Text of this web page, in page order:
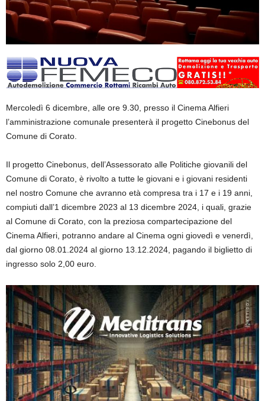
Mercoledì 6 dicembre, alle ore 9.30, presso il Cinema Alfieri
l’amministrazione comunale presenterà il progetto Cinebonus del
Comune di Corato.
Il progetto Cinebonus, dell’Assessorato alle Politiche giovanili del
Comune di Corato, è rivolto a tutte le giovani e i giovani residenti
nel nostro Comune che avranno età compresa tra i 17 e i 19 anni,
compiuti dall’1 dicembre 2023 al 13 dicembre 2024, i quali, grazie
al Comune di Corato, con la preziosa compartecipazione del
Cinema Alfieri, potranno andare al Cinema ogni giovedì e venerdì,
dal giorno 08.01.2024 al giorno 13.12.2024, pagando il biglietto di
ingresso solo 2,00 euro.